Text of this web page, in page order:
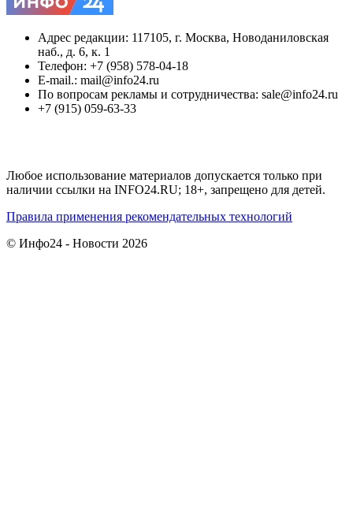
Адрес редакции: 117105, г. Москва, Новоданиловская
наб., д. 6, к. 1
Телефон: +7 (958) 578-04-18
E-mail.: mail@info24.ru
По вопросам рекламы и сотрудничества: sale@info24.ru
+7 (915) 059-63-33
Любое использование материалов допускается только при
наличии ссылки на INFO24.RU; 18+, запрещено для детей.
Правила применения рекомендательных технологий
© Инфо24 - Новости 2026